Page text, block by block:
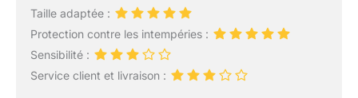
Taille adaptée :
Protection contre les intempéries :
Sensibilité :
Service client et livraison :